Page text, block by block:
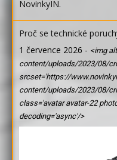
NovinkyIN.
Proč se technické
1 července 2026 - <img
content/uploads/2023/08/
srcset='https://
content/uploads/2023/08/
class='avatar avatar-22
decoding='async'/>